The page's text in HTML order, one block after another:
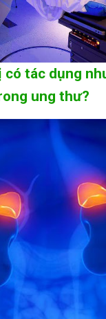
có tác dụng
ung thư?